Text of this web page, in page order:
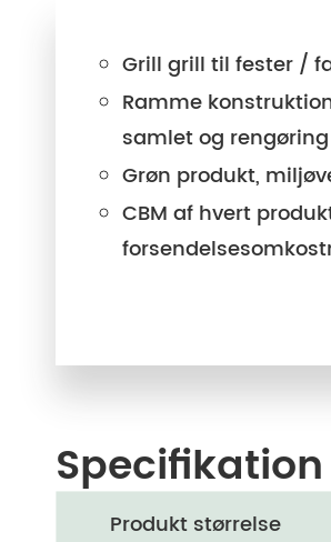
Grill grill til fester /
Ramme
samlet og rengøring
Grøn produkt,
CBM af hvert
Produkt størrelse